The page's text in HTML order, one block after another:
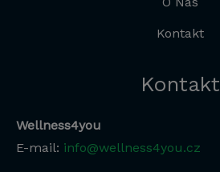
Kontakt
Kontakt
Wellness4you
E-mail: info@wellness4you.cz